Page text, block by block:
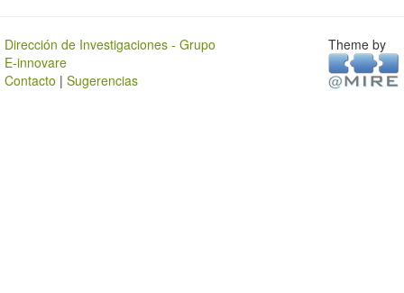
Dirección de Investigaciones - Grupo
E-innovare
Contacto | Sugerencias
Theme by